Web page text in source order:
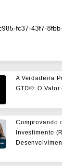
fc37-43f7-
A Verdadeira
GTD®: O Valor
Comprovando
Investimento